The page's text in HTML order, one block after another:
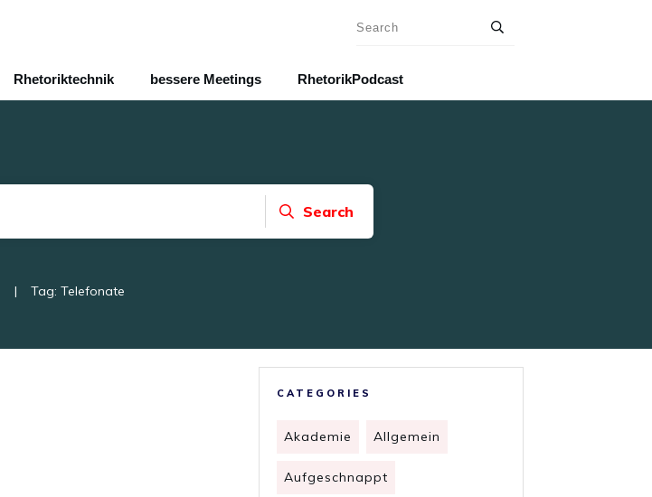
Rhetoriktechnik bessere Meetings RhetorikPodcast
Search
| Tag: Telefonate
CATEGORIES
Akademie Allgemein
Aufgeschnappt